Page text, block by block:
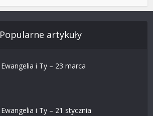
Popularne artykuły
Ewangelia i Ty – 23 marca
Ewangelia i Ty – 21 stycznia